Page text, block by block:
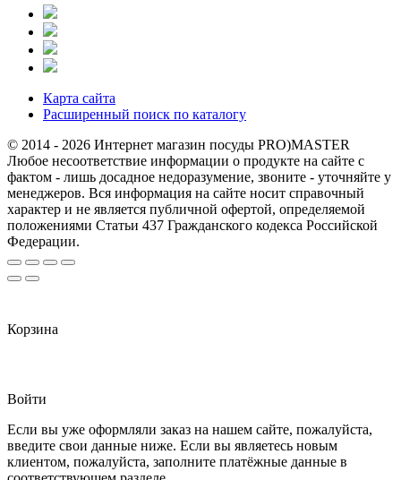
Карта сайта
Расширенный поиск по каталогу
© 2014 - 2026 Интернет магазин посуды PRO)MASTER
Любое несоответствие информации о продукте на сайте с
фактом - лишь досадное недоразумение, звоните - уточняйте у
менеджеров. Вся информация на сайте носит справочный
характер и не является публичной офертой, определяемой
положениями Статьи 437 Гражданского кодекса Российской
Федерации.
Корзина
Войти
Если вы уже оформляли заказ на нашем сайте, пожалуйста,
введите свои данные ниже. Если вы являетесь новым
клиентом, пожалуйста, заполните платёжные данные в